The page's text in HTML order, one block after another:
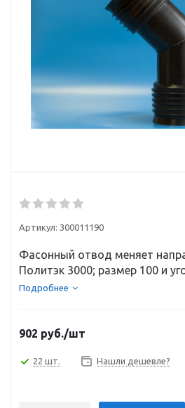
Артикул: 300011190
Фасонный отвод меняет
Политэк 3000; размер 100 и
Подробнее
902 руб./шт
22 шт. Нашли дешевле?